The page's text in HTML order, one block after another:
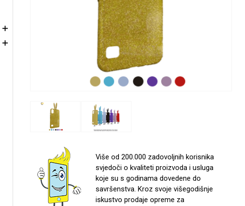
Više od 200.000 zadovoljnih korisnika
svjedoči o kvaliteti proizvoda i usluga
koje su s godinama dovedene do
savršenstva. Kroz svoje višegodišnje
iskustvo prodaje opreme za
Najprodavanije - TOP 100
Unicorn kolekcija
Spigen maskice
Univerzalne futrole i
maskice
LCD Tablet
Adapteri za mobitel